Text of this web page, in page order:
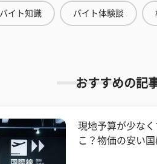
バイト知識 バイト体験談
おすすめの記
現地予算が少な
こ？物価の安い国